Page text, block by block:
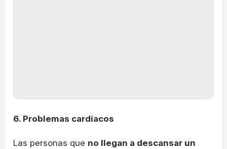
6. Problemas cardíacos
Las personas que no llegan a descansar un